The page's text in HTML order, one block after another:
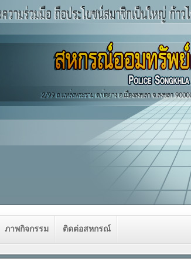
ภาพกิจกรรม ติดต่อสหกรณ์